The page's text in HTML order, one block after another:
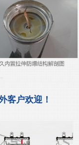
客户欢迎！